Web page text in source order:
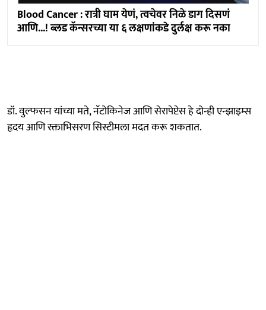
Blood Cancer : रात्री घाम येणं, त्वचेवर निळे डाग दिसणं
आणि...! ब्लड कॅन्सरच्या या ६ लक्षणांकडे दुर्लक्ष करू नका
डॉ. वुल्फसन यांच्या मते, नॅटोकिनेज आणि सेरापेप्टेस हे दोन्ही एन्झाइम्स
हृदय आणि रक्ताभिसरण सिस्टीमला मदत करू शकतात.